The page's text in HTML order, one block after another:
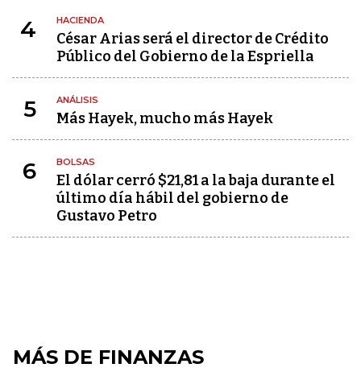
4 HACIENDA
César Arias será el director de Crédito
Público del Gobierno de la Espriella
5 ANÁLISIS
Más Hayek, mucho más Hayek
6 BOLSAS
El dólar cerró $21,81 a la baja durante el
último día hábil del gobierno de
Gustavo Petro
MÁS DE FINANZAS